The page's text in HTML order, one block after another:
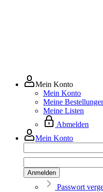
Mein Konto
Mein Konto
Meine
Meine Listen
Abmelden
Mein Konto
Anmelden
Passwort